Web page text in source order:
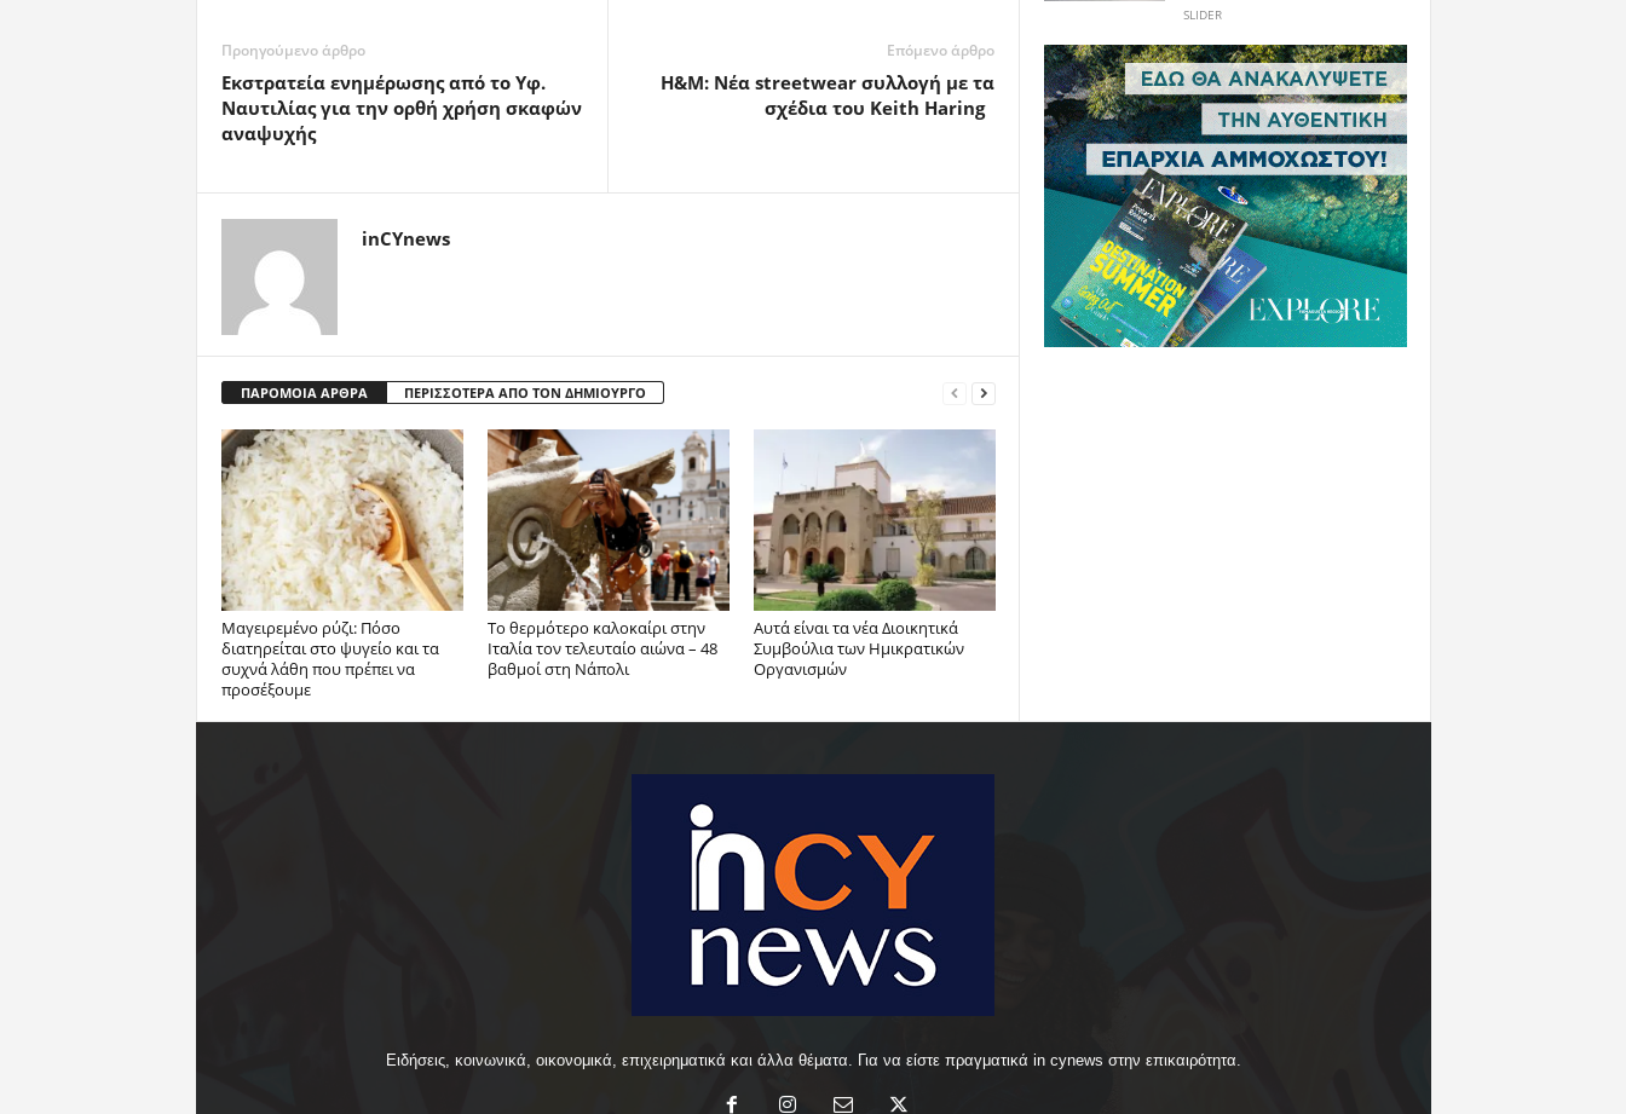
Προηγούμενο άρθρο
Εκστρατεία ενημέρωσης από το Υφ.
Ναυτιλίας για την ορθή χρήση σκαφών
αναψυχής
Επόμενο άρθρο
H&M: Νέα streetwear συλλογή με τα
σχέδια του Keith Haring
inCYnews
ΠΑΡΟΜΟΙΑ ΑΡΘΡΑ ΠΕΡΙΣΣΟΤΕΡΑ ΑΠΟ ΤΟΝ ΔΗΜΙΟΥΡΓΟ
Μαγειρεμένο ρύζι: Πόσο
διατηρείται στο ψυγείο και τα
συχνά λάθη που πρέπει να
προσέξουμε
Το θερμότερο καλοκαίρι στην
Ιταλία τον τελευταίο αιώνα – 48
βαθμοί στη Νάπολι
Αυτά είναι τα νέα Διοικητικά
Συμβούλια των Ημικρατικών
Οργανισμών
SLIDER
Ειδήσεις, κοινωνικά, οικονομικά, επιχειρηματικά και άλλα θέματα. Για να είστε πραγματικά in cynews στην επικαιρότητα.